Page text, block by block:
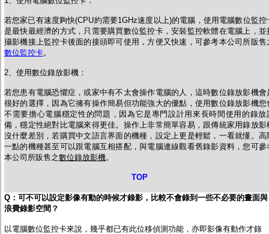
若您家已有速度夠快(CPU約需要1GHz速度以上)的電腦，使用電腦數位監控
是最快最經濟的方式，只需要購買數位監控卡，安裝監控軟體在電腦上，並
攝影機接上監控卡後面的接頭即可使用，方便又快速，可參考本公司所販售
數位監控卡。
2、使用數位錄放影機：
若您患有電腦恐懼症，或家中有不太會操作電腦的人，這時數位錄放影機會
很好的選擇，因為它擁有操作簡易但功能強大的優點，使用數位錄放影機您
不需要擔心電腦穩定性的問題，因為它是專門設計用來長時間使用的錄放
備，穩定性絕對比電腦來得更佳。操作上非常簡單容易，跟傳統家用錄放影
沒什麼差別，若購買中文語言界面的機種，設定上更是輕鬆，一看就懂。高
一點的機種甚至可以跟電腦互相搭配，與電腦連線觀看舊錄影資料，您可參
本公司所販售之數位錄放影機。
TOP
Q ：可不可以設定影像有動的時候才錄影，比較不會錄到一些不必要的畫面與
浪費錄影空間？
以電腦數位監控卡來說，幾乎都已有此位移偵測功能，亦即影像有動作才錄